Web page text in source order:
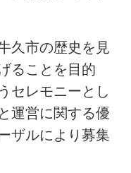
久市の歴史を見
ることを目的
セレモニーとし
運営に関する優
ザルにより募集